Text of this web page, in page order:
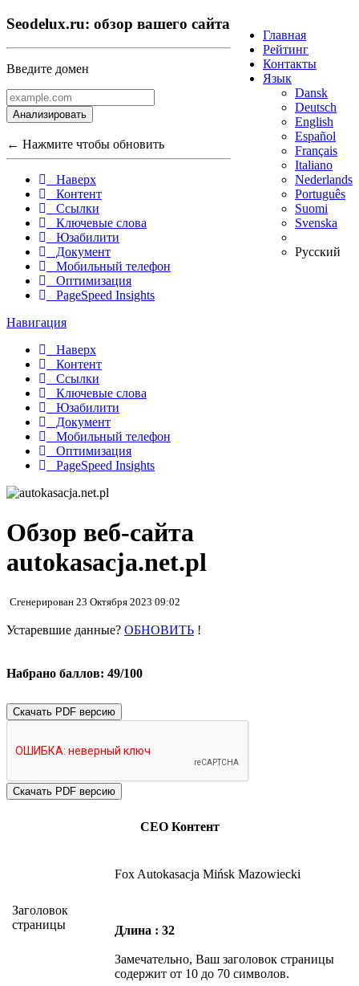
Главная
Рейтинг
Контакты
Язык
Dansk
Deutsch
English
Español
Français
Italiano
Nederlands
Português
Suomi
Svenska
Русский
Seodelux.ru: обзор вашего сайта
Введите домен
Анализировать
← Нажмите чтобы обновить
Наверх
Контент
Ссылки
Ключевые слова
Юзабилити
Документ
Мобильный телефон
Оптимизация
PageSpeed Insights
Навигация
Наверх
Контент
Ссылки
Ключевые слова
Юзабилити
Документ
Мобильный телефон
Оптимизация
PageSpeed Insights
Обзор веб-сайта
autokasacja.net.pl
Сгенерирован 23 Октября 2023 09:02
Устаревшие данные? ОБНОВИТЬ !
Набрано баллов: 49/100
Скачать PDF версию
СЕО Контент
Заголовок
страницы
Fox Autokasacja Mińsk Mazowiecki
Длина : 32
Замечательно, Ваш заголовок страницы
содержит от 10 до 70 символов.